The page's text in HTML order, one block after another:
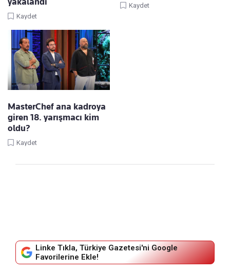
Kaydet
Kaydet
MasterChef ana kadroya
giren 18. yarışmacı kim
oldu?
Kaydet
Linke Tıkla, Türkiye Gazetesi'ni Google
Favorilerine Ekle!